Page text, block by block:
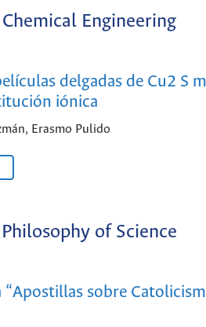
Chemical Engineering
delgadas de Cu2 S
iónica
Erasmo Pulido
Philosophy of Science
sobre